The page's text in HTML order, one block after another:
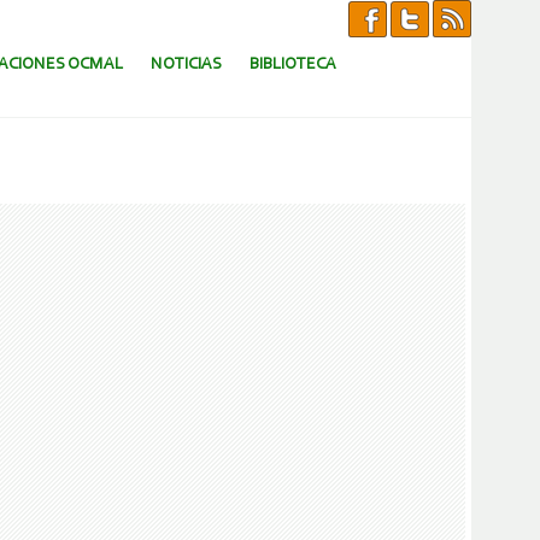
OCMAL NOTICIAS BIBLIOTECA